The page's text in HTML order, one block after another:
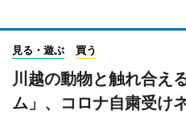
見る・遊ぶ 買う
川越の動物と触れ合え
ム」、コロナ自粛受け